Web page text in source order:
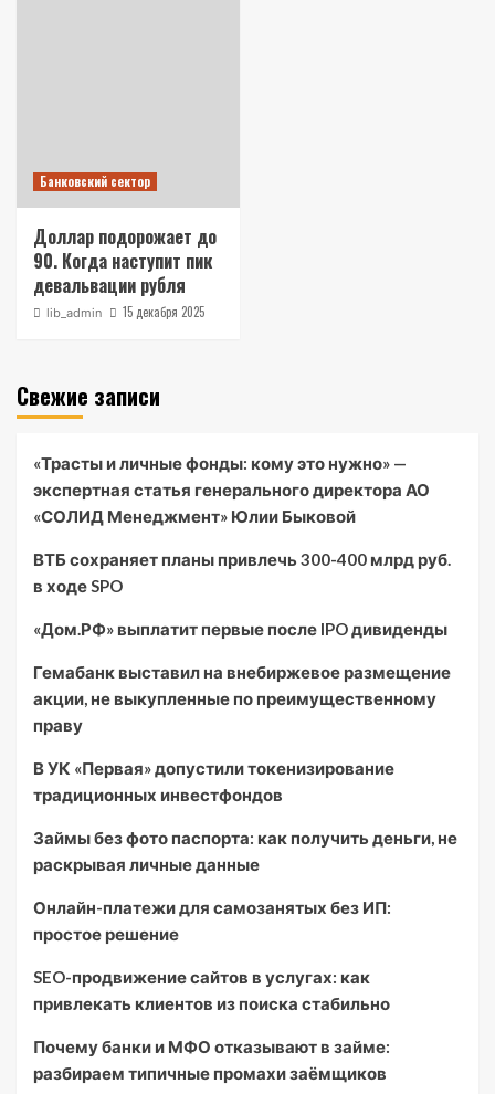
Банковский сектор
Доллар подорожает до
90. Когда наступит пик
девальвации рубля
lib_admin 15 декабря 2025
Свежие записи
«Трасты и личные фонды: кому это нужно» —
экспертная статья генерального директора АО
«СОЛИД Менеджмент» Юлии Быковой
ВТБ сохраняет планы привлечь 300-400 млрд руб.
в ходе SPO
«Дом.РФ» выплатит первые после IPO дивиденды
Гемабанк выставил на внебиржевое размещение
акции, не выкупленные по преимущественному
праву
В УК «Первая» допустили токенизирование
традиционных инвестфондов
Займы без фото паспорта: как получить деньги, не
раскрывая личные данные
Онлайн-платежи для самозанятых без ИП:
простое решение
SEO-продвижение сайтов в услугах: как
привлекать клиентов из поиска стабильно
Почему банки и МФО отказывают в займе:
разбираем типичные промахи заёмщиков